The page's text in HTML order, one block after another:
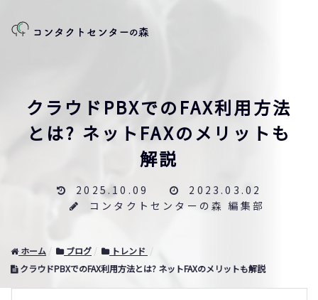
クラウドPBXでのFAX利用方法
とは? ネットFAXのメリットも
解説
2025.10.09
2023.03.02
コンタクトセンターの森 編集部
ホーム ブログ
トレンド
クラウドPBXでのFAX利用方法とは? ネットFAXのメリットも解説